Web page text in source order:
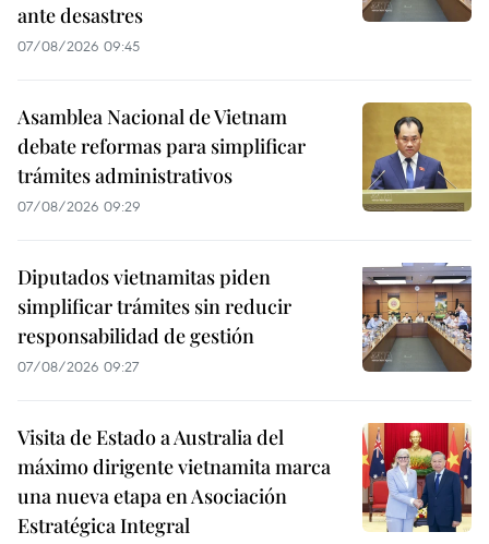
ante desastres
07/08/2026 09:45
Asamblea Nacional de Vietnam
debate reformas para simplificar
trámites administrativos
07/08/2026 09:29
Diputados vietnamitas piden
simplificar trámites sin reducir
responsabilidad de gestión
07/08/2026 09:27
Visita de Estado a Australia del
máximo dirigente vietnamita marca
una nueva etapa en Asociación
Estratégica Integral